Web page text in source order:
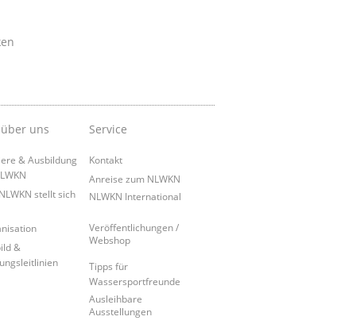
uns
& Ausbildung
stellt sich
&
Service
Kontakt
Anreise zum NLWKN
NLWKN International
Veröffentlichungen /
Webshop
Tipps für
Wassersportfreunde
Ausleihbare
Ausstellungen